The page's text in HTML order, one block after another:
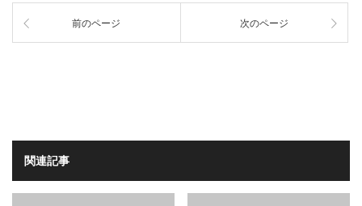
前のページ 次のページ
関連記事